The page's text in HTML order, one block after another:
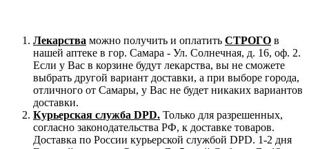
Лекарства можно получить и оплатить СТРОГО в
нашей аптеке в гор. Самара - Ул. Солнечная, д. 16, оф. 2.
Если у Вас в корзине будут лекарства, вы не сможете
выбрать другой вариант доставки, а при выборе города,
отличного от Самары, у Вас не будет никаких вариантов
доставки.
Курьерская служба DPD. Только для разрешенных,
согласно законодательства РФ, к доставке товаров.
Доставка по России курьерской службой DPD. 1-2 дня